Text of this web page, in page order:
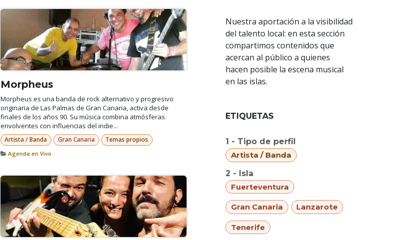
Morpheus
Morpheus es una banda de rock alternativo y progresivo
originaria de Las Palmas de Gran Canaria, activa desde
finales de los años 90. Su música combina atmósferas
envolventes con influencias del indie...
Artista / Banda Gran Canaria Temas propios
Agenda en Vivo
Nuestra aportación a la visibilidad
del talento local: en esta sección
compartimos contenidos que
acercan al público a quienes
hacen posible la escena musical
en las islas.
ETIQUETAS
1 - Tipo de perfil
Artista / Banda
2 - Isla
Fuerteventura
Gran Canaria Lanzarote
Tenerife